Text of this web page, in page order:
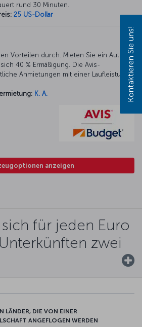
rund 30 Minuten.
25 US-Dollar
Vorteilen durch. Mieten Sie ein Auto
40 % Ermäßigung. Die Avis-
Anmietungen mit einer Laufleistung
K. A.
anzeigen
für jeden Euro
zwei
LÄNDER, DIE VON EINER
ANGEFLOGEN WERDEN
Kontaktieren Sie uns!